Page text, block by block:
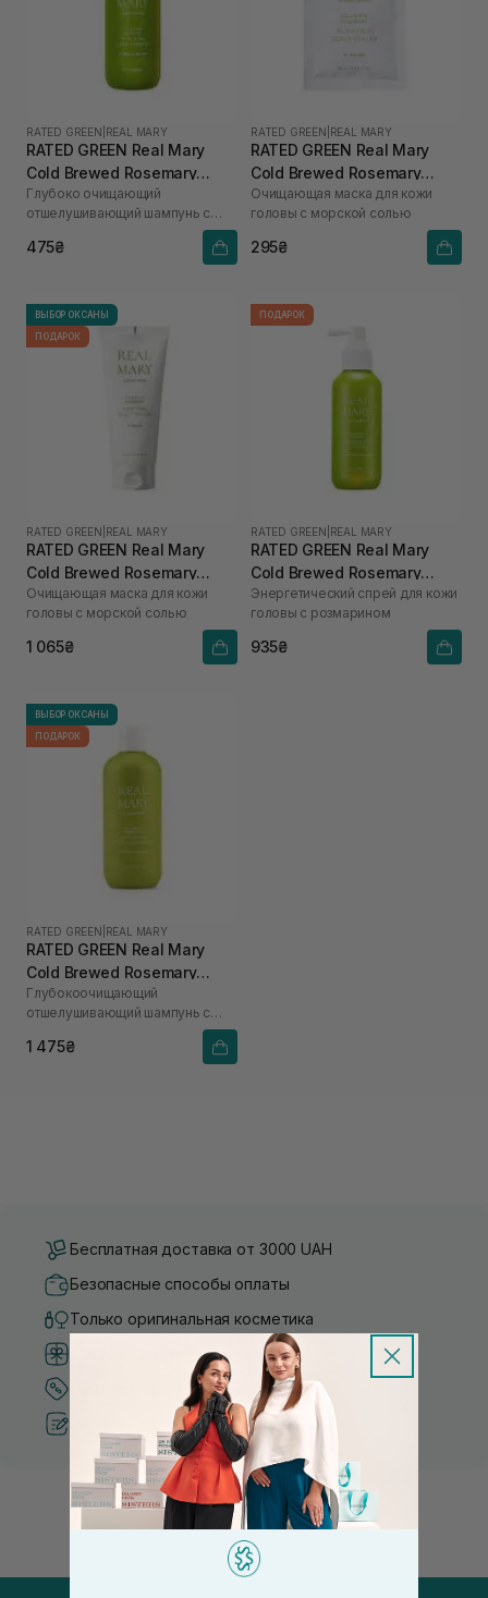
RATED GREEN REAL MARY
RATED GREEN Real Mary
Cold Brewed Rosemary
Exfoliating Scalp Shampoo
100 мл
Глубоко очищающий
отшелушивающий шампунь с
475₴
RATED GREEN REAL MARY
RATED GREEN Real Mary
Cold Brewed Rosemary
Purifyng Scalp Scaler 50 мл
Очищающая маска для кожи
головы с морской солью
295₴
ВЫБОР ОКСАНЫ
ПОДАРОК
RATED GREEN REAL MARY
RATED GREEN Real Mary
Cold Brewed Rosemary
Purifyng Scalp Scaler 200
мл
Очищающая маска для кожи
головы с морской солью
1 065₴
ПОДАРОК
RATED GREEN REAL MARY
RATED GREEN Real Mary
Cold Brewed Rosemary
Energizing Scalp Spray 120
мл
Энергетический спрей для кожи
головы с розмарином
935₴
ВЫБОР ОКСАНЫ
ПОДАРОК
RATED GREEN REAL MARY
RATED GREEN Real Mary
Cold Brewed Rosemary
Exfoliating Scalp Shampoo
400 ml
Глубокоочищающий
отшелушивающий шампунь с
1 475₴
Бесплатная доставка от 3000 UAH
Безопасные способы оплаты
Только оригинальная косметика
Система бонусов и лояльности
Лучшие цены и топ товары
Рекомендации от косметологов